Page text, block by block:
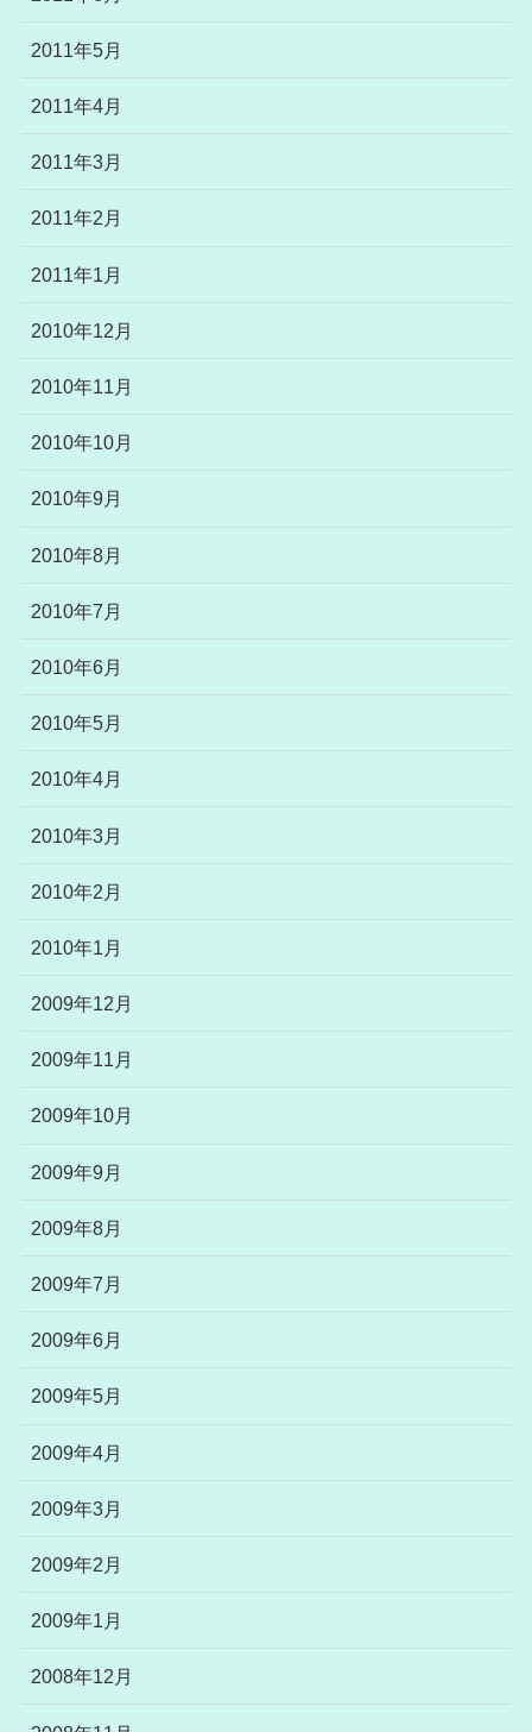
2011年5月
2011年4月
2011年3月
2011年2月
2011年1月
2010年12月
2010年11月
2010年10月
2010年9月
2010年8月
2010年7月
2010年6月
2010年5月
2010年4月
2010年3月
2010年2月
2010年1月
2009年12月
2009年11月
2009年10月
2009年9月
2009年8月
2009年7月
2009年6月
2009年5月
2009年4月
2009年3月
2009年2月
2009年1月
2008年12月